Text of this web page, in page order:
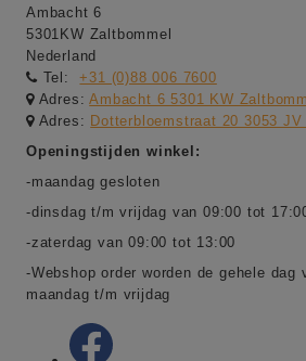
Ambacht 6
5301KW Zaltbommel
Nederland
Tel:
+31 (0)88 006 7600
Adres:Ambacht 6 5301 KW
Adres: Dotterbloemstraat 20 3053 JV
Openingstijden winkel:
-maandag gesloten
-dinsdag t/m vrijdag van 09:00 tot
-zaterdag van 09:00 tot 13:00
-Webshop order worden de gehele dag
maandag t/m vrijdag